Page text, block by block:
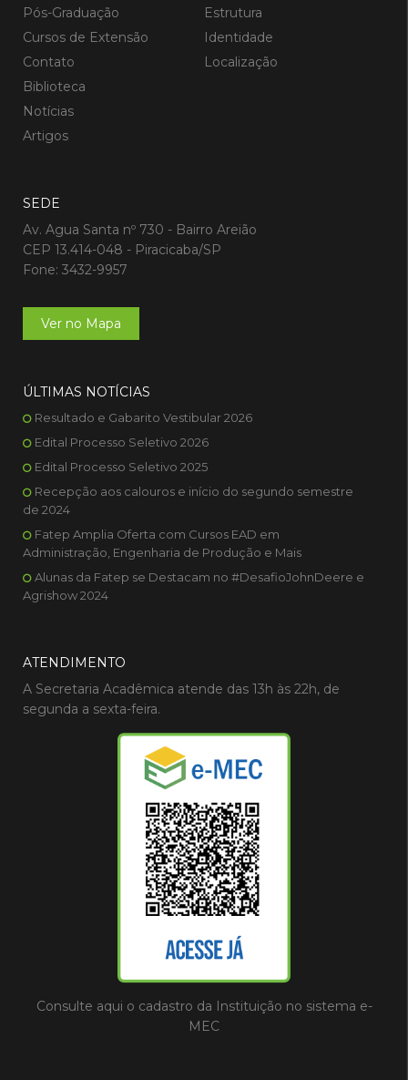
Pós-Graduação
Cursos de Extensão
Contato
Biblioteca
Notícias
Artigos
Estrutura
Identidade
Localização
SEDE
Av. Agua Santa nº 730 - Bairro Areião
CEP 13.414-048 - Piracicaba/SP
Fone: 3432-9957
Ver no Mapa
ÚLTIMAS NOTÍCIAS
Resultado e Gabarito Vestibular 2026
Edital Processo Seletivo 2026
Edital Processo Seletivo 2025
Recepção aos calouros e início do segundo semestre
de 2024
Fatep Amplia Oferta com Cursos EAD em
Administração, Engenharia de Produção e Mais
Alunas da Fatep se Destacam no #DesafioJohnDeere e
Agrishow 2024
ATENDIMENTO
A Secretaria Acadêmica atende das 13h às 22h, de
segunda a sexta-feira.
Consulte aqui o cadastro da Instituição no sistema e-
MEC